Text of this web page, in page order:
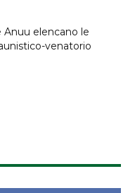
Anuu elencano le
venatorio